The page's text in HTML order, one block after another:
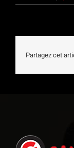
Partagez cet